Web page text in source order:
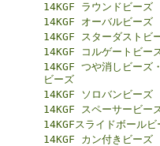
14KGF ラウンドビーズ
14KGF オーバルビーズ
14KGF スターダストビ
14KGF コルゲートビー
14KGF つや消しビーズ
ビーズ
14KGF ソロバンビーズ
14KGF スペーサービー
14KGFスライドボールビ
14KGF カン付きビーズ